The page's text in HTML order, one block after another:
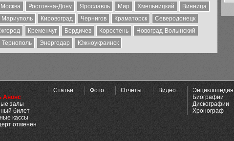
Москва Ростов-на-Дону Ярославль Мир Хмельницкий
Винница
Мариуполь Кировоград Чернигов Краматорск
Северодонецк
Кременчуг Бердичев Коростень
Новоград-Волынский
Тернополь Энергодар Южноукраинск
Анонс
залы
билет
кассы
отменен
Статьи Фото Отчеты Видео
Энциклопедия
Биографии
Дискографии
Хронограф